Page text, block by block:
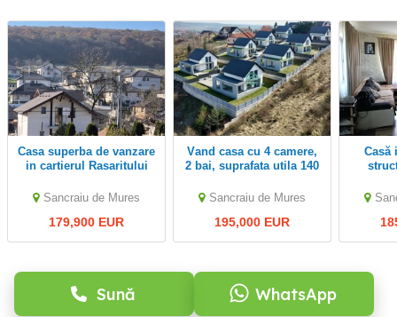
Sună WhatsApp
Casa superba de vanzare
in cartierul Rasaritului
Sancraiu de Mures
179,900 EUR
Vand casa cu 4 camere,
2 bai, suprafata utila 140
Sancraiu de Mures
195,000 EUR
Casă individuală cu